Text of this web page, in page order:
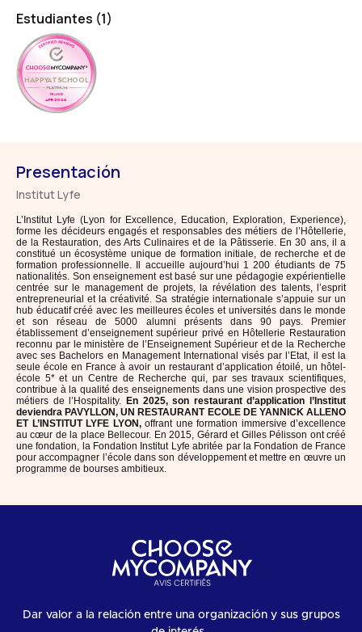
Estudiantes (1)
HAPPYATSCHOOL
FRANCE
APR 2026
Presentación
Institut Lyfe
L’Institut Lyfe (Lyon for Excellence, Education, Exploration, Experience),
forme les décideurs engagés et responsables des métiers de l’Hôtellerie,
de la Restauration, des Arts Culinaires et de la Pâtisserie. En 30 ans, il a
constitué un écosystème unique de formation initiale, de recherche et de
formation professionnelle. Il accueille aujourd’hui 1 200 étudiants de 75
nationalités. Son enseignement est basé sur une pédagogie expérientielle
centrée sur le management de projets, la révélation des talents, l’esprit
entrepreneurial et la créativité. Sa stratégie internationale s’appuie sur un
hub éducatif créé avec les meilleures écoles et universités dans le monde
et son réseau de 5000 alumni présents dans 90 pays. Premier
établissement d’enseignement supérieur privé en Hôtellerie Restauration
reconnu par le ministère de l’Enseignement Supérieur et de la Recherche
avec ses Bachelors en Management International visés par l’Etat, il est la
seule école en France à avoir un restaurant d’application étoilé, un hôtel-
école 5* et un Centre de Recherche qui, par ses travaux scientifiques,
contribue à la qualité des enseignements dans une vision prospective des
métiers de l’Hospitality. En 2025, son restaurant d’application l’Institut
deviendra PAVYLLON, UN RESTAURANT ECOLE DE YANNICK ALLENO
ET L’INSTITUT LYFE LYON, offrant une formation immersive d’excellence
au cœur de la place Bellecour. En 2015, Gérard et Gilles Pélisson ont créé
une fondation, la Fondation Institut Lyfe abritée par la Fondation de France
pour accompagner l’école dans son développement et mettre en œuvre un
programme de bourses ambitieux.
Dar valor a la relación entre una organización y sus grupos